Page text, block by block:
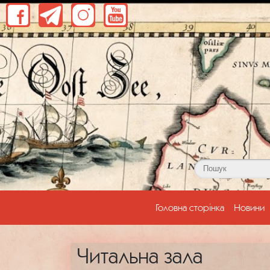
Головна сторінка(current)
Новини
Читальна зала